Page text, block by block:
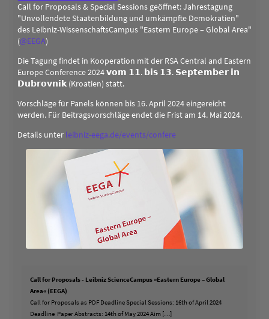
Call for Proposals & Special Sessions geöffnet: Jahrestagung
"Unvollendete Staatenbildung und umkämpfte Demokratien"
des Leibniz-WissenschaftsCampus "Eastern Europe – Global Area"
(@EEGA)
Die Tagung findet in Kooperation mit der RSA Central and Eastern
Europe Conference 2024 𝘃𝗼𝗺 𝟭𝟭. 𝗯𝗶𝘀 𝟭𝟯. 𝗦𝗲𝗽𝘁𝗲𝗺𝗯𝗲𝗿 𝗶𝗻
𝗗𝘂𝗯𝗿𝗼𝘃𝗻𝗶𝗸 (Kroatien) statt.
Vorschläge für Panels können bis 16. April 2024 eingereicht
werden. Für Beitragsvorschläge endet die Frist am 14. Mai 2024.
Details unter leibniz-eega.de/events/confere
Call for Proposals - Leibniz ScienceCampus »Eastern Europe – Global
Area« (EEGA)
Call for Proposals as PDF Deadline Special Sessions: 16th of April 2024
Deadline Paper Abstracts: 14th of May 2024 Aim […]